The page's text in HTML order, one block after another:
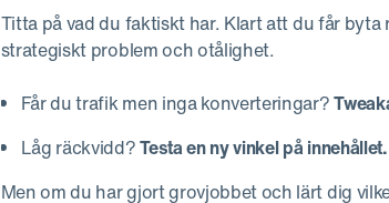
Titta på vad du faktiskt har. Klart att du får
strategiskt problem och otålighet.
Får du trafik men inga konverteringar?
Låg räckvidd?Testa en ny vinkel på innehållet.
Men om du har gjort grovjobbet och lärt dig